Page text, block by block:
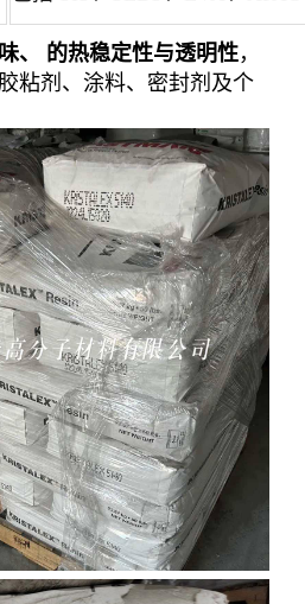
、 的热稳定性与透明性，
粘剂、涂料、密封剂及个